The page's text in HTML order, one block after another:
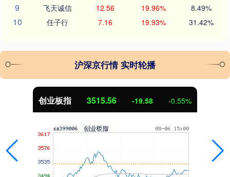
9 飞天诚信 12.56 19.96% 8.49%
10 任子行 7.16 19.93% 31.42%
沪深京行情 实时轮播
创业板指 3515.56 -19.58 -0.55%